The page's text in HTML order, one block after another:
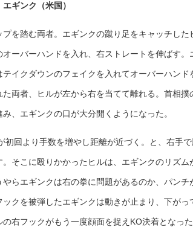
ギンク（米国）
を踏む両者。エギンクの蹴り足をキャッチした
オーバーハンドを入れ、右ストレートを伸ばす
テイクダウンのフェイクを入れてオーバーハン
た両者、ヒルが左から右を当てて離れる。首相
、エギンクの口が大分開くようになった。
初回より手数を増やし距離が近づく。と、右手
。そこに殴りかかったヒルは、エギンクのリズ
やらエギンクは右の拳に問題があるのか、パン
ックを被弾したエギンクは動きが止まり、下が
右フックがもう一度顔面を捉えKO決着となった